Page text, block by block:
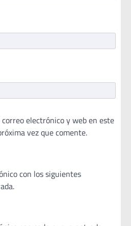
electrónico y web en este
vez que comente.
con los siguientes